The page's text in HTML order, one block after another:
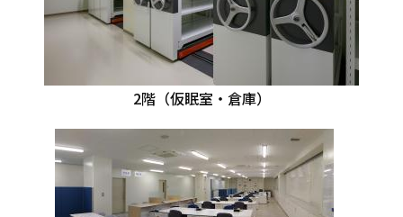
2階（仮眠室・倉庫）